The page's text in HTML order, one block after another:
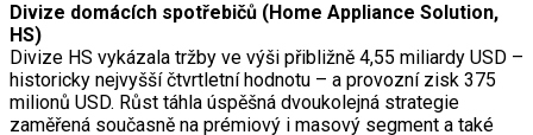
Divize domácích spotřebičů (Home Appliance Solution,
HS)
Divize HS vykázala tržby ve výši přibližně 4,55 miliardy USD –
historicky nejvyšší čtvrtletní hodnotu – a provozní zisk 375
milionů USD. Růst táhla úspěšná dvoukolejná strategie
zaměřená současně na prémiový i masový segment a také